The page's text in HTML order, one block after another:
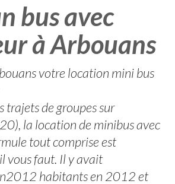
bus avec
à Arbouans
votre location mini bus
trajets de groupes sur
la location de minibus avec
tout comprise est
vous faut. Il y avait
habitants en 2012 et